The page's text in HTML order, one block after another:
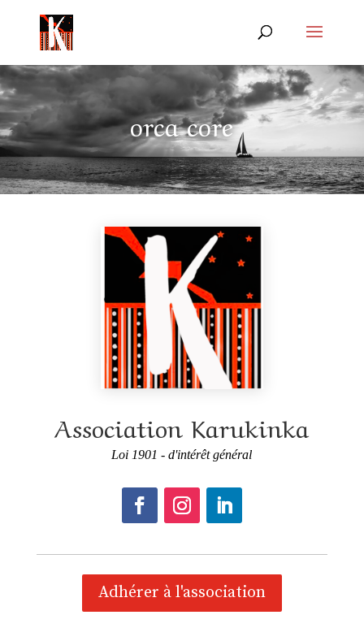
orca core
Association Karukinka
Loi 1901 - d'intérêt général
Adhérer à l'association